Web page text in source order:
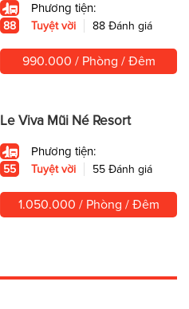
Phương tiện:
88 Tuyệt vời 88 Đánh giá
990.000 / Phòng / Đêm
Le Viva Mũi Né Resort
Phương tiện:
55 Tuyệt vời 55 Đánh giá
1.050.000 / Phòng / Đêm